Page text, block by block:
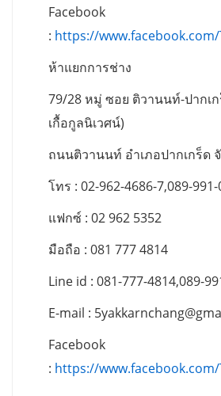
Facebook
: https://www.facebook.com/
ห้าแยกการช่าง
79/28 หมู่ ซอย ติวานนท์-ปากเ
เกื้อกูลนิเวศน์)
ถนนติวานนท์ อำเภอปากเกร็ด
โทร : 02-962-4686-7,089-
แฟกซ์ : 02 962 5352
มือถือ : 081 777 4814
Line id : 081-777-4814,089-
E-mail :
Facebook
: https://www.facebook.com/